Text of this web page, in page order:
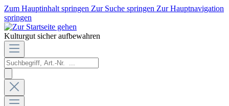
Zum Hauptinhalt springen Zur Suche springen Zur Hauptnavigation
springen
Kulturgut sicher aufbewahren